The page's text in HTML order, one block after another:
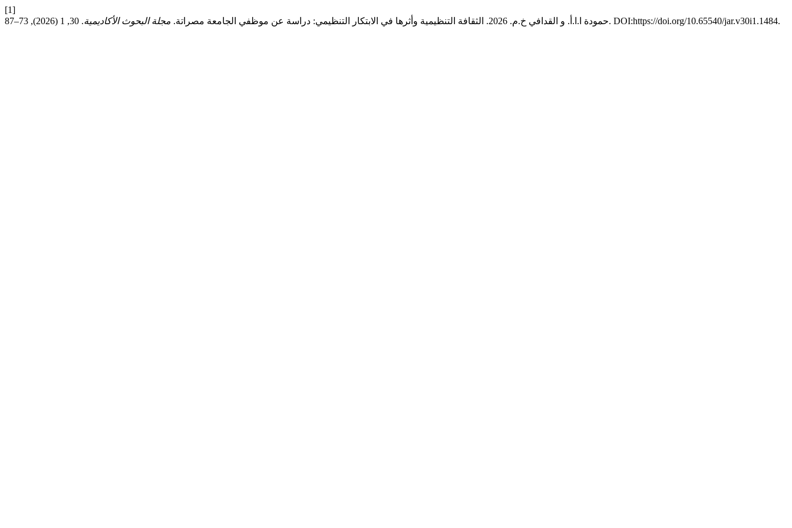
[1]
حمودة ا.ا.أ. و القدافي خ.م. 2026. الثقافة التنظيمية وأثرها في الابتكار التنظيمي: دراسة عن موظفي الجامعة مصراتة.
مجلة البحوث الأكاديمية . 30, 1 (2026), 73–87. DOI:https://doi.org/10.65540/jar.v30i1.1484.